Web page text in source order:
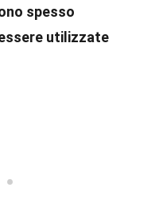
spesso
utilizzate